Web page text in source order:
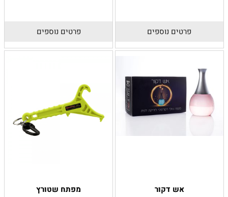
פרטים נוספים פרטים נוספים
אש דקור מפתח שטורץ